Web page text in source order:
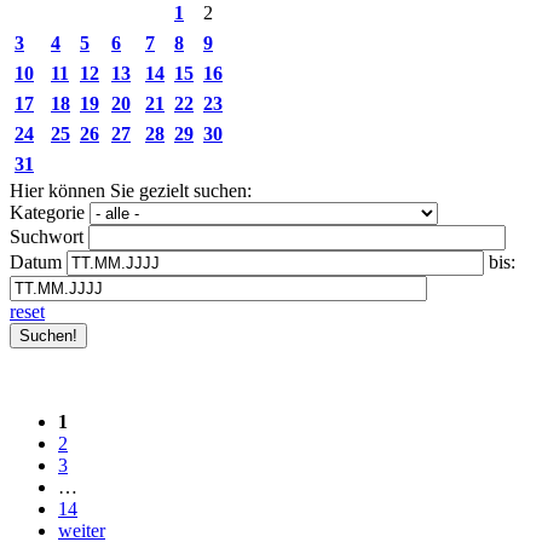
1
2
3
4 5 6 7 8
9
10
11 12 13 14 15 16
17
18 19 20 21 22 23
24
25 26 27 28 29 30
31
Hier können Sie gezielt suchen:
Kategorie
Suchwort
Datum
bis:
reset
1
2
3
…
14
weiter